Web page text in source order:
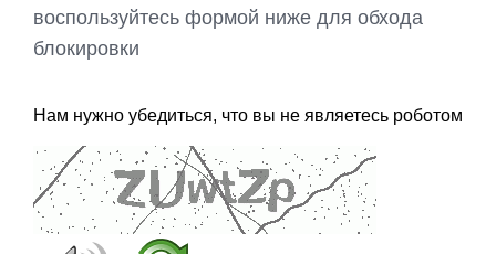
воспользуйтесь формой ниже для обхода
блокировки
Нам нужно убедиться, что вы не являетесь роботом